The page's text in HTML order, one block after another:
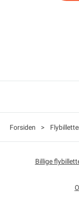
Forsiden >
Billige